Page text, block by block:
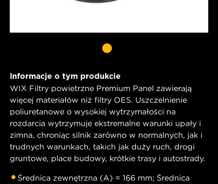
Informacje o tym produkcie
WIX Filtry powietrzne Premium Panel zawierają
więcej materiałów niż filtry OES. Uszczelnienie
poliuretanowe o wysokiej wytrzymałości na
rozdarcia wytrzymuje ekstremalne warunki upały i
zimna, chroniąc silnik zarówno w normalnych, jak i
trudnych warunkach, takich jak duży ruch, drogi
gruntowe, place budowy, krótkie trasy i autostrady.
Średnica zewnętrzna (A) = 166 mm; Średnica